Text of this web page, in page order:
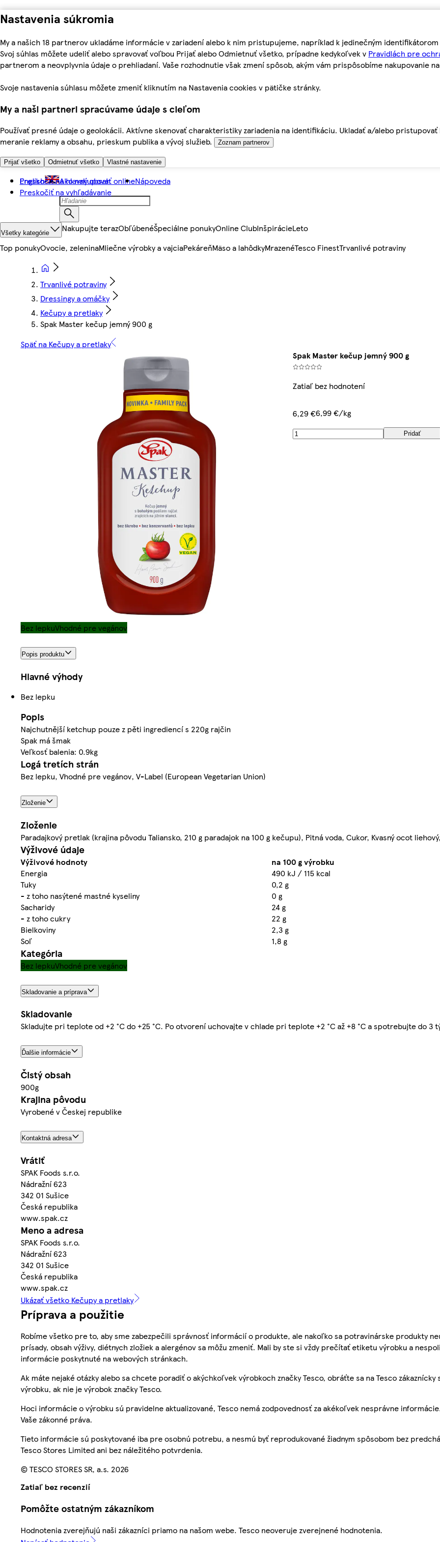
Nastavenia súkromia
My a našich 18 partnerov ukladáme informácie v zariadení alebo k nim pristupujeme, napríklad k jedinečným
Svoj súhlas môžete udeliť alebo spravovať voľbou Prijať alebo Odmietnuť všetko, prípadne kedykoľvek v Pravidlách pre
partnerom a neovplyvnia údaje o prehliadaní. Vaše rozhodnutie však zmení spôsob, akým vám prispôsobíme nakupovanie
Svoje nastavenia súhlasu môžete zmeniť kliknutím na Nastavenia cookies v pätičke stránky.
My a naši partneri spracúvame údaje s cieľom
Používať presné údaje o geolokácii. Aktívne skenovať charakteristiky zariadenia na identifikáciu. Ukladať a/alebo
meranie reklamy a obsahu, prieskum publika a vývoj služieb.
Zoznam partnerov
Prijať všetko Odmietnuť všetko Vlastné nastavenie
Preskočiť na hlavný obsah
Preskočiť na vyhľadávanie
English Ako nakupovať onlineNápoveda
Všetky kategórie Nakupujte terazObľúbenéŠpeciálne ponukyOnline ClubInšpirácieLeto
Top ponukyOvocie, zeleninaMliečne výrobky a vajciaPekáreňMäso a lahôdkyMrazenéTesco FinestTrvanlivé potraviny
Trvanlivé potraviny
Dressingy a omáčky
Kečupy a pretlaky
Spak Master kečup jemný 900 g
Späť na Kečupy a pretlaky
Spak Master kečup jemný 900 g
Zatiaľ bez hodnotení
6,29 €6,99 €/kg
Pridať
Bez lepkuVhodné pre vegánov
Popis produktu
Hlavné výhody
Bez lepku
Popis
Najchutnější ketchup pouze z pěti ingrediencí s 220g rajčin
Spak má šmak
Veľkosť balenia: 0.9kg
Logá tretích strán
Bez lepku, Vhodné pre vegánov, V-Label (European Vegetarian Union)
Zloženie
Zloženie
Paradajkový pretlak (krajina pôvodu Taliansko, 210 g paradajok na 100 g kečupu), Pitná voda, Cukor, Kvasný ocot
Výživové údaje
Výživové hodnoty
na 100 g výrobku
Energia
490 kJ / 115 kcal
Tuky
0,2 g
- z toho nasýtené mastné kyseliny
0 g
Sacharidy
24 g
- z toho cukry
22 g
Bielkoviny
2,3 g
Soľ
1,8 g
Kategória
Bez lepkuVhodné pre vegánov
Skladovanie a príprava
Skladovanie
Skladujte pri teplote od +2 °C do +25 °C. Po otvorení uchovajte v chlade pri teplote +2 °C až +8 °C a spotrebujte do 3
Ďalšie informácie
Čistý obsah
900g
Krajina pôvodu
Vyrobené v Českej republike
Kontaktná adresa
Vrátiť
SPAK Foods s.r.o.
Nádražní 623
342 01 Sušice
Česká republika
www.spak.cz
Meno a adresa
SPAK Foods s.r.o.
Nádražní 623
342 01 Sušice
Česká republika
www.spak.cz
Ukázať všetko Kečupy a pretlaky
Príprava a použitie
Robíme všetko pre to, aby sme zabezpečili správnosť informácií o produkte, ale nakoľko sa potravinárske produkty
prísady, obsah výživy, diétnych zložiek a alergénov sa môžu zmeniť. Mali by ste si vždy prečítať etiketu výrobku a
informácie poskytnuté na webových stránkach.
Ak máte nejaké otázky alebo sa chcete poradiť o akýchkoľvek výrobkoch značky Tesco, obráťte sa na Tesco
výrobku, ak nie je výrobok značky Tesco.
Hoci informácie o výrobku sú pravidelne aktualizované, Tesco nemá zodpovednosť za akékoľvek nesprávne
Vaše zákonné práva.
Tieto informácie sú poskytované iba pre osobnú potrebu, a nesmú byť reprodukované žiadnym spôsobom bez
Tesco Stores Limited ani bez náležitého potvrdenia.
© TESCO STORES SR, a.s. 2026
Zatiaľ bez recenzií
Pomôžte ostatným zákazníkom
Hodnotenia zverejňujú naši zákazníci priamo na našom webe. Tesco neoveruje zverejnené hodnotenia.